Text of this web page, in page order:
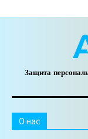
Защита
O нас